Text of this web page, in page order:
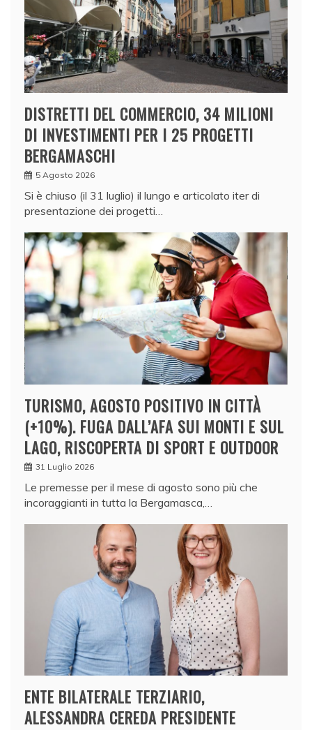
DISTRETTI DEL COMMERCIO, 34 MILIONI
DI INVESTIMENTI PER I 25 PROGETTI
BERGAMASCHI
5 Agosto 2026
Si è chiuso (il 31 luglio) il lungo e articolato iter di
presentazione dei progetti…
TURISMO, AGOSTO POSITIVO IN CITTÀ
(+10%). FUGA DALL’AFA SUI MONTI E SUL
LAGO, RISCOPERTA DI SPORT E OUTDOOR
31 Luglio 2026
Le premesse per il mese di agosto sono più che
incoraggianti in tutta la Bergamasca,…
ENTE BILATERALE TERZIARIO,
ALESSANDRA CEREDA PRESIDENTE